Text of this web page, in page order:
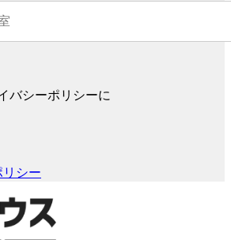
バシーポリシーに
リシー